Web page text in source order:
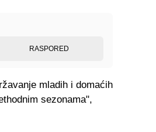
RASPORED
mladih i domaćih
sezonama",